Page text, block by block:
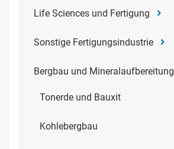
Life Sciences und Fertigung
Sonstige Fertigungsindustrie
Bergbau und Mineralaufbereitung
Tonerde und Bauxit
Kohlebergbau